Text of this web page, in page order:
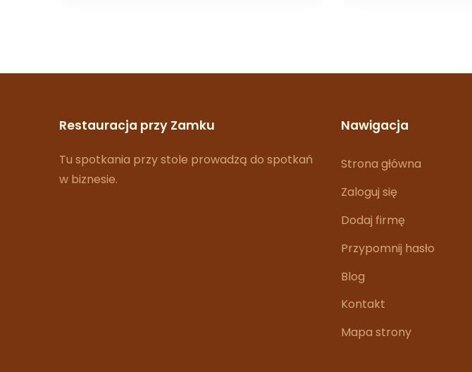
Restauracja przy Zamku
Tu spotkania przy stole prowadzą do spotkań
w biznesie.
Nawigacja
Strona główna
Zaloguj się
Dodaj firmę
Przypomnij hasło
Blog
Kontakt
Mapa strony